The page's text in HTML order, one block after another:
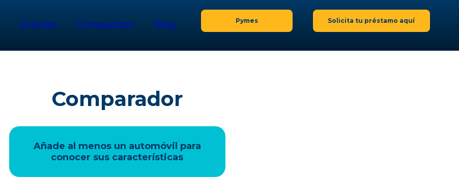
Eventos Comparador Blog Pymes Solicita tu préstamo aquí
Comparador
Añade al menos un automóvil para
conocer sus características